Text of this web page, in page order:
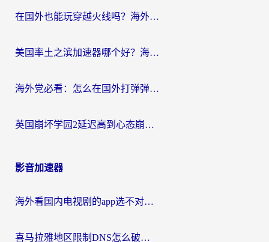
在国外也能玩穿越火线吗？海外玩家国服游戏畅玩终极指南
美国率土之滨加速器哪个好？海外党国服游戏畅玩终极指南（附多游戏解决方案）
海外党必看：怎么在国外打弹弹堂不卡？番茄加速器亲测指南
英国崩坏学园2延迟高到心态崩？海外党国服游戏加速终极指南
影音加速器
海外看国内电视剧的app选不对？这份回国加速器避坑指南帮你流畅追剧
喜马拉雅地区限制DNS怎么破？海外党听国内音乐听书的终极解决方案